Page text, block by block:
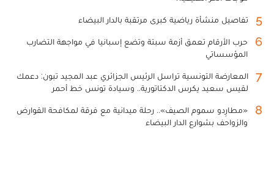
5 تفاصيل منشأة رياضية كبرى مرتقبة بالدار البيضاء
6
حرب الأرقام تعمق أزمة سبتة وتضع إسبانيا في مواجهة التضارب
المؤسساتي
7
المعارضة التونسية تراسل الرئيس الجزائري عبد المجيد تبون: دعمك
لقيس سعيد يكرس الدكتاتورية.. وسيادة تونس خط أحمر
8
«مطارِدو سموم الصيف».. رحلة ميدانية مع فرقة لمكافحة القوارض
والزواحف بشوارع الدار البيضاء